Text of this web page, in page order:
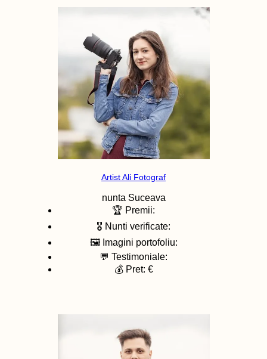
Artist Ali Fotograf
nunta Suceava
🏆 Premii:
🎖️ Nunti verificate:
🖼️ Imagini portofoliu:
💬 Testimoniale:
💰 Pret: €